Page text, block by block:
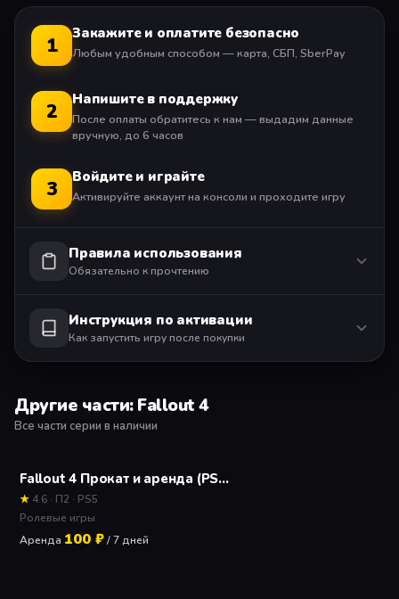
1 Закажите и оплатите безопасно
Любым удобным способом — карта, СБП, SberPay
2 Напишите в поддержку
После оплаты обратитесь к нам — выдадим данные
вручную, до 6 часов
3 Войдите и играйте
Активируйте аккаунт на консоли и проходите игру
Правила использования
Обязательно к прочтению
Инструкция по активации
Как запустить игру после покупки
Другие части: Fallout 4
Все части серии в наличии
Fallout 4 Прокат и аренда (PS5) игры 7 дней
★ 4.6 · П2 · PS5
Ролевые игры
Аренда 100 ₽/ 7 дней